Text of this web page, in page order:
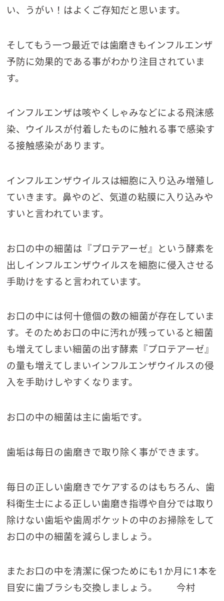
い、うがい！はよくご存知だと思います。
そしてもう一つ最近では歯磨きもインフルエンザ
予防に効果的である事がわかり注目されていま
す。
インフルエンザは咳やくしゃみなどによる飛沫感
染、ウイルスが付着したものに触れる事で感染す
る接触感染があります。
インフルエンザウイルスは細胞に入り込み増殖し
ていきます。鼻やのど、気道の粘膜に入り込みや
すいと言われています。
お口の中の細菌は『プロテアーゼ』という酵素を
出しインフルエンザウイルスを細胞に侵入させる
手助けをすると言われています。
お口の中には何十億個の数の細菌が存在していま
す。そのためお口の中に汚れが残っていると細菌
も増えてしまい細菌の出す酵素『プロテアーゼ』
の量も増えてしまいインフルエンザウイルスの侵
入を手助けしやすくなります。
お口の中の細菌は主に歯垢です。
歯垢は毎日の歯磨きで取り除く事ができます。
毎日の正しい歯磨きでケアするのはもちろん、歯
科衛生士による正しい歯磨き指導や自分では取り
除けない歯垢や歯周ポケットの中のお掃除をして
お口の中の細菌を減らしましょう。
またお口の中を清潔に保つためにも1か月に1本を
目安に歯ブラシも交換しましょう。 今村